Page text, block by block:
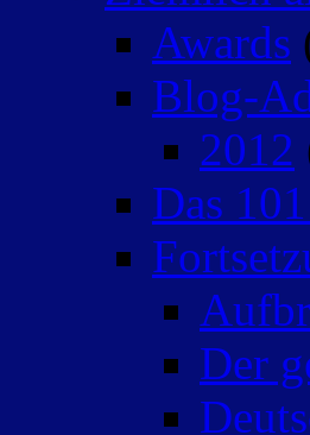
Awards
Blog-
2012
Das
Der